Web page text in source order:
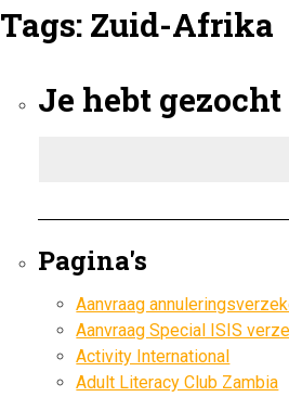
Tags: Zuid-Afrika
Je hebt gezocht
Pagina's
Aanvraag
Aanvraag Special ISIS
Activity International
Adult Literacy Club Zambia